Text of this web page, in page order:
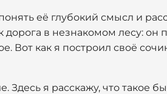
её глубокий смысл и
дорога в незнакомом лесу: он
Вот как я построил своё
Здесь я расскажу, что такое